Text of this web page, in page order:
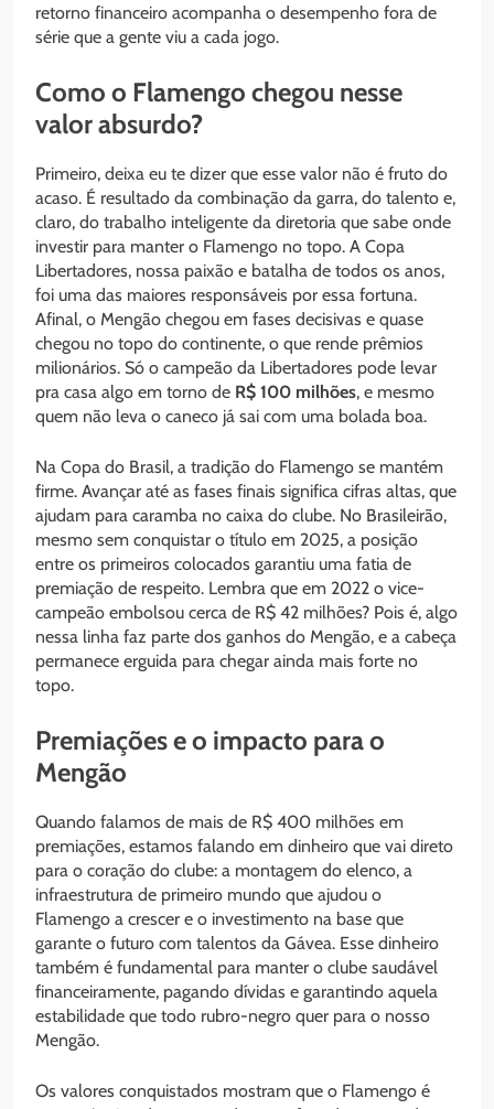
retorno financeiro acompanha o desempenho fora de
série que a gente viu a cada jogo.
Como o Flamengo chegou nesse
valor absurdo?
Primeiro, deixa eu te dizer que esse valor não é fruto do
acaso. É resultado da combinação da garra, do talento e,
claro, do trabalho inteligente da diretoria que sabe onde
investir para manter o Flamengo no topo. A Copa
Libertadores, nossa paixão e batalha de todos os anos,
foi uma das maiores responsáveis por essa fortuna.
Afinal, o Mengão chegou em fases decisivas e quase
chegou no topo do continente, o que rende prêmios
milionários. Só o campeão da Libertadores pode levar
pra casa algo em torno de R$ 100 milhões, e mesmo
quem não leva o caneco já sai com uma bolada boa.
Na Copa do Brasil, a tradição do Flamengo se mantém
firme. Avançar até as fases finais significa cifras altas, que
ajudam para caramba no caixa do clube. No Brasileirão,
mesmo sem conquistar o título em 2025, a posição
entre os primeiros colocados garantiu uma fatia de
premiação de respeito. Lembra que em 2022 o vice-
campeão embolsou cerca de R$ 42 milhões? Pois é, algo
nessa linha faz parte dos ganhos do Mengão, e a cabeça
permanece erguida para chegar ainda mais forte no
topo.
Premiações e o impacto para o
Mengão
Quando falamos de mais de R$ 400 milhões em
premiações, estamos falando em dinheiro que vai direto
para o coração do clube: a montagem do elenco, a
infraestrutura de primeiro mundo que ajudou o
Flamengo a crescer e o investimento na base que
garante o futuro com talentos da Gávea. Esse dinheiro
também é fundamental para manter o clube saudável
financeiramente, pagando dívidas e garantindo aquela
estabilidade que todo rubro-negro quer para o nosso
Mengão.
Os valores conquistados mostram que o Flamengo é